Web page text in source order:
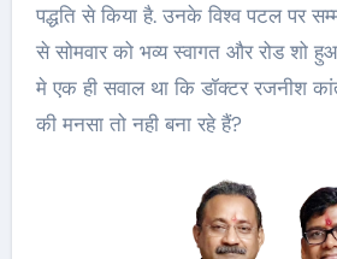
पद्धति से किया है. उनके विश्व पटल पर
से सोमवार को भव्य स्वागत और रोड
मे एक ही सवाल था कि डॉक्टर रजनीश
की मनसा तो नही बना रहे हैं?